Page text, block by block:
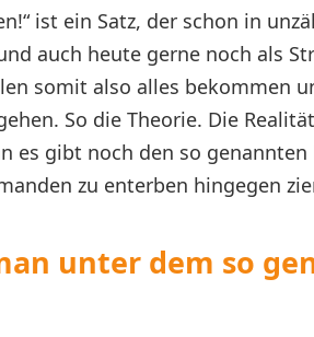
ist ein Satz, der schon in
auch heute gerne noch als
somit also alles bekommen
So die Theorie. Die
es gibt noch den so
zu enterben hingegen
unter dem so